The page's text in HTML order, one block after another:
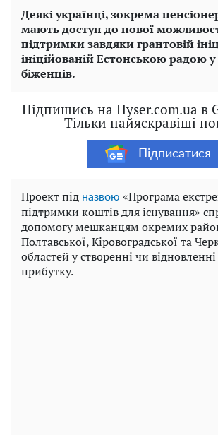
Деякі українці, зокрема
мають доступ до нової
підтримки завдяки грантовій
ініційованій Естонською радою
біженців.
Підпишись на Hyser.com.ua в
Тільки найяскравіші
Підписатися
Проект під назвою «Програма
підтримки коштів для існування»
допомогу мешканцям окремих
Полтавської, Кіровоградської та
областей у створенні чи
прибутку.